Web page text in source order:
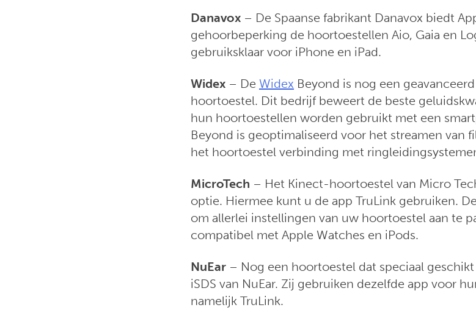
Danavox – De Spaanse fabrikant Danavox biedt
gehoorbeperking de hoortoestellen Aio, Gaia en
gebruiksklaar voor iPhone en iPad.
Widex – De Widex Beyond is nog een
hoortoestel. Dit bedrijf beweert de beste
hun hoortoestellen worden gebruikt met een
Beyond is geoptimaliseerd voor het streamen van
het hoortoestel verbinding met
MicroTech – Het Kinect-hoortoestel van Micro
optie. Hiermee kunt u de app TruLink gebruiken.
om allerlei instellingen van uw hoortoestel aan te
compatibel met Apple Watches en iPods.
NuEar – Nog een hoortoestel dat speciaal
iSDS van NuEar. Zij gebruiken dezelfde app voor
namelijk TruLink.